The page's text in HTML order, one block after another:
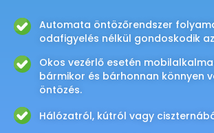
Automata öntözőrendszer
odafigyelés nélkül gondoskodik
Okos vezérlő esetén
bármikor és bárhonnan könnyen
öntözés.
Hálózatról, kútról vagy